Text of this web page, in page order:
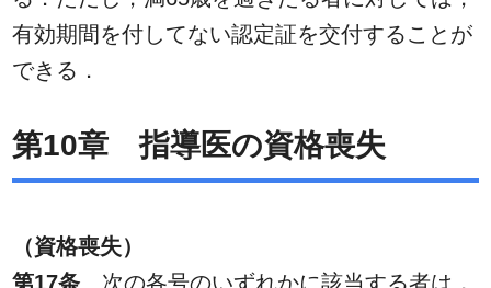
有効期間を付してない認定証を交付することが
できる．
第10章 指導医の資格喪失
（資格喪失）
第17条 次の各号のいずれかに該当する者は，